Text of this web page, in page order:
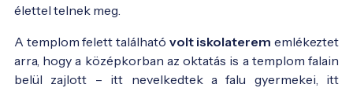
élettel telnek meg.
A templom felett található volt iskolaterem emlékeztet
arra, hogy a középkorban az oktatás is a templom falain
belül zajlott – itt nevelkedtek a falu gyermekei, itt